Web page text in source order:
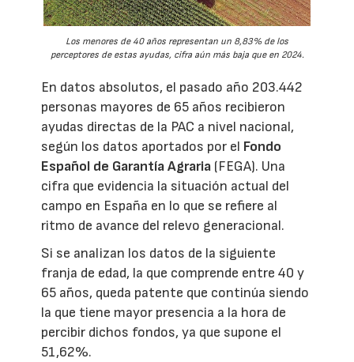
Los menores de 40 años representan un 8,83% de los
perceptores de estas ayudas, cifra aún más baja que en 2024.
En datos absolutos, el pasado año 203.442
personas mayores de 65 años recibieron
ayudas directas de la PAC a nivel nacional,
según los datos aportados por el Fondo
Español de Garantía Agraria (FEGA). Una
cifra que evidencia la situación actual del
campo en España en lo que se refiere al
ritmo de avance del relevo generacional.
Si se analizan los datos de la siguiente
franja de edad, la que comprende entre 40 y
65 años, queda patente que continúa siendo
la que tiene mayor presencia a la hora de
percibir dichos fondos, ya que supone el
51,62%.